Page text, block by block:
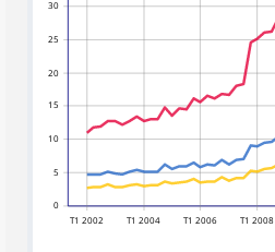
0
5
10
15
20
25
30
T1 2002 T1 2004 T1 2006 T1 2008